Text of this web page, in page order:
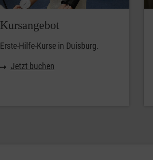
Kursangebot
Erste-Hilfe-Kurse in Duisburg.
Jetzt buchen